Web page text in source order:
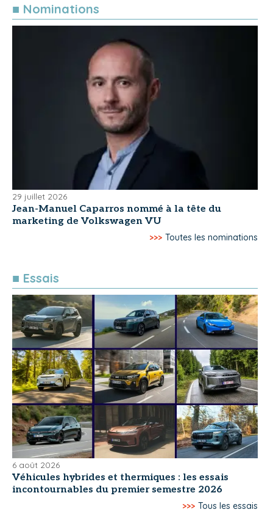
■ Nominations
29 juillet 2026
Jean-Manuel Caparros nommé à la tête du
marketing de Volkswagen VU
>>> Toutes les nominations
■ Essais
6 août 2026
Véhicules hybrides et thermiques : les essais
incontournables du premier semestre 2026
>>> Tous les essais